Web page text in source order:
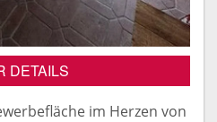
DETAILS
im Herzen von